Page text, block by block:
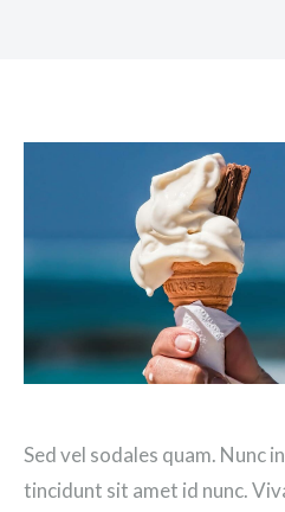
Sed vel sodales quam. Nunc
tincidunt sit amet id nunc.